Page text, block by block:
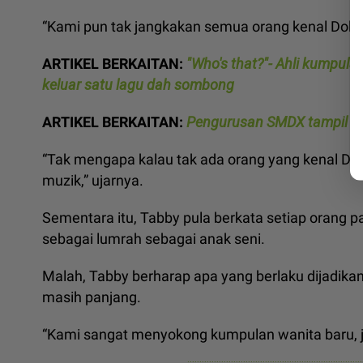
“Kami pun tak jangkakan semua orang kenal
ARTIKEL BERKAITAN: "Who's that?"- Ahli
keluar satu lagu dah sombong
ARTIKEL BERKAITAN: Pengurusan SMDX tampil
“Tak mengapa kalau tak ada orang yang kenal
muzik,” ujarnya.
Sementara itu, Tabby pula berkata setiap orang
sebagai lumrah sebagai anak seni.
Malah, Tabby berharap apa yang berlaku
masih panjang.
“Kami sangat menyokong kumpulan wanita